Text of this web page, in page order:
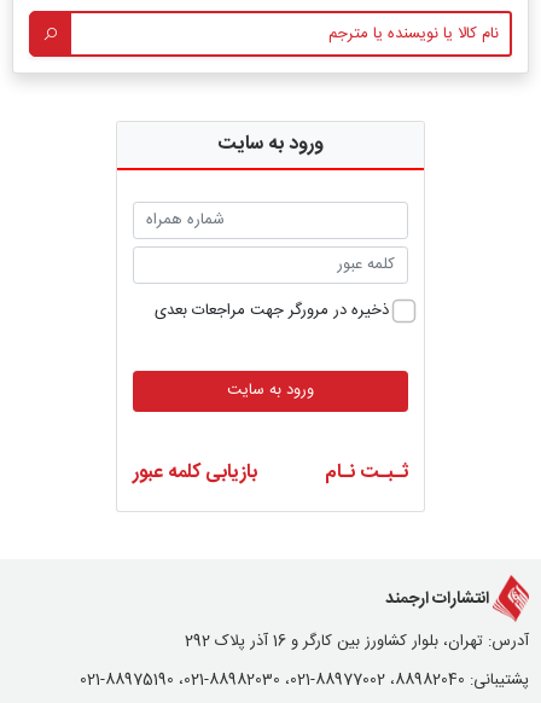
ورود به سایت
ذخیره در مرورگر جهت مراجعات بعدی
ورود به سایت
ثـبـت نـام بازیابی کلمه عبور
انتشارات ارجمند
آدرس: تهران، بلوار کشاورز بین کارگر و 16 آذر پلاک 292
پشتیبانی: 88982040، 88977002-021، 88982030-021، 88975190-021